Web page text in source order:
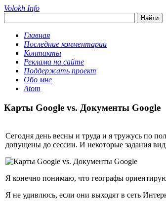
Volokh Info
Главная
Последние комментарии
Контакты
Реклама на сайте
Поддержать проект
Обо мне
Atom
Карты Google vs. Документы Google
Сегодня день весны и труда и я тружусь по
допущены до сессии. И некоторые задания
Я конечно понимаю, что географы
Я не удивлюсь, если они выходят в сеть